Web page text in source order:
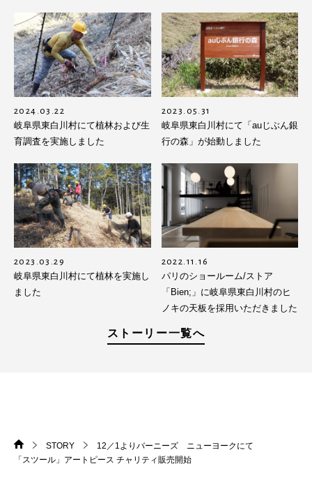
2024.03.22
岐阜県東白川村にて植林および生
育調査を実施しました
2023.05.31
岐阜県東白川村にて「auじぶん銀
行の森」が始動しました
2023.03.29
岐阜県東白川村にて植林を実施し
ました
2022.11.16
パリのショールーム/ストア
「Bien;」に岐阜県東白川村のヒ
ノキの天板を採用いただきました
ストーリー一覧へ
HOME
>
STORY
>
12／1よりバーニーズ ニューヨークにて
「スツール」アートピース チャリティ販売開始